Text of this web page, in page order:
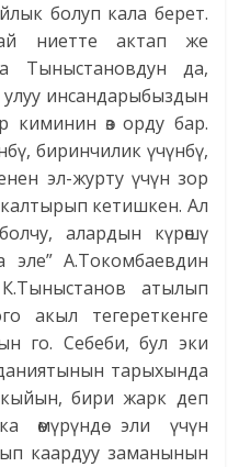
болуп кала берет.
ниетте актап же
Тыныстановдун да,
инсандарыбыздын
киминин өз орду бар.
биринчилик үчүнбү,
эл-журту үчүн зор
кетишкен. Ал
алардын күрөшү
эле” А.Токомбаевдин
атылып
акыл тегереткенге
го. Себеби, бул эки
тарыхында
кыйын, бири жарк деп
өмүрүндө эли үчүн
каардуу заманынын